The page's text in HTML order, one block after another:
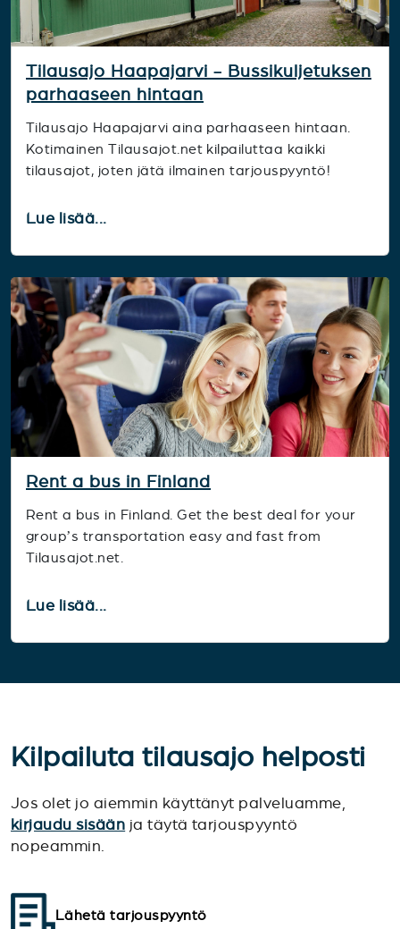
Tilausajo Haapajarvi - Bussikuljetuksen
parhaaseen hintaan
Tilausajo Haapajarvi aina parhaaseen hintaan.
Kotimainen Tilausajot.net kilpailuttaa kaikki
tilausajot, joten jätä ilmainen tarjouspyyntö!
Lue lisää...
Rent a bus in Finland
Rent a bus in Finland. Get the best deal for your
group’s transportation easy and fast from
Tilausajot.net.
Lue lisää...
Kilpailuta tilausajo helposti
Jos olet jo aiemmin käyttänyt palveluamme,
kirjaudu sisään ja täytä tarjouspyyntö
nopeammin.
Lähetä tarjouspyyntö